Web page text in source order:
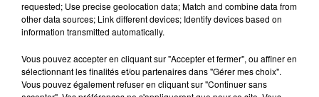
Metz accueillera par la suitel'OGC
Nice, avant de se rendre au
V�lodrome pour affronter
l'Olympique de Marseillele week-
requested; Use precise geolocation data; Match and combine data from
other data sources; Link different devices; Identify devices based on
information transmitted automatically.
Vous pouvez accepter en cliquant sur "Accepter et fermer", ou affiner en
sélectionnant les finalités et/ou partenaires dans "Gérer mes choix".
Vous pouvez également refuser en cliquant sur "Continuer sans